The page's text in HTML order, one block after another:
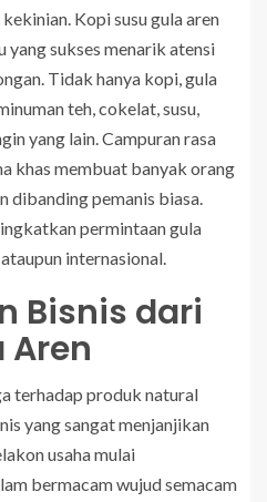
Kopi susu gula aren
yang sukses menarik atensi
Tidak hanya kopi, gula
teh, cokelat, susu,
yang lain. Campuran rasa
khas membuat banyak orang
dibanding pemanis biasa.
permintaan gula
internasional.
Bisnis dari
Aren
terhadap produk natural
yang sangat menjanjikan
usaha mulai
bermacam wujud semacam